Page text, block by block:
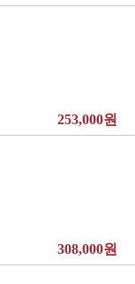
253,000원
308,000원